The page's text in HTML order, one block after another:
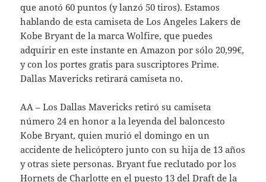
que anotó 60 puntos (y lanzó 50 tiros). Estamos
hablando de esta camiseta de Los Angeles Lakers de
Kobe Bryant de la marca Wolfire, que puedes
adquirir en este instante en Amazon por sólo 20,99€,
y con los portes gratis para suscriptores Prime.
Dallas Mavericks retirará camiseta no.
AA – Los Dallas Mavericks retiró su camiseta
número 24 en honor a la leyenda del baloncesto
Kobe Bryant, quien murió el domingo en un
accidente de helicóptero junto con su hija de 13 años
y otras siete personas. Bryant fue reclutado por los
Hornets de Charlotte en el puesto 13 del Draft de la